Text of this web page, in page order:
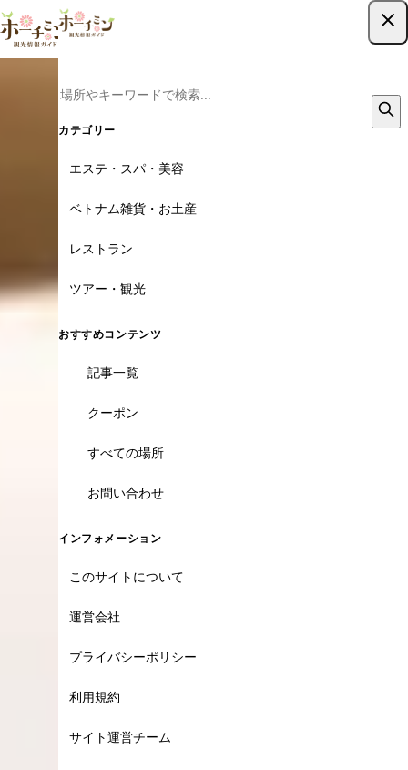
カテゴリー
エステ・スパ・美容
ベトナム雑貨・お土産
レストラン
ツアー・観光
おすすめコンテンツ
記事一覧
クーポン
すべての場所
お問い合わせ
インフォメーション
このサイトについて
運営会社
プライバシーポリシー
利用規約
サイト運営チーム